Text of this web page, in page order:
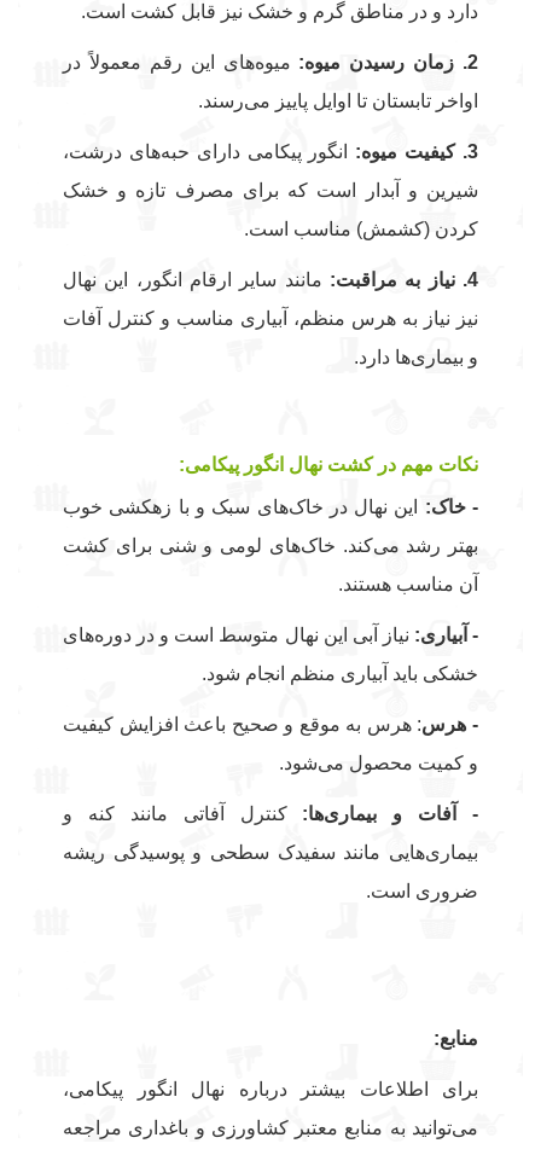
دارد و در مناطق گرم و خشک نیز قابل کشت است.
2. زمان رسیدن میوه:
میوه‌های این رقم معمولاً در
اواخر تابستان تا اوایل پاییز می‌رسند.
3. کیفیت میوه:
انگور پیکامی دارای حبه‌های درشت،
شیرین و آبدار است که برای مصرف تازه و خشک
کردن (کشمش) مناسب است.
4. نیاز به مراقبت:
مانند سایر ارقام انگور، این نهال
نیز نیاز به هرس منظم، آبیاری مناسب و کنترل آفات
و بیماری‌ها دارد.
نکات مهم در کشت نهال انگور پیکامی:
- خاک: این نهال در خاک‌های سبک و با زهکشی خوب
بهتر رشد می‌کند. خاک‌های لومی و شنی برای کشت
آن مناسب هستند.
- آبیاری: نیاز آبی این نهال متوسط است و در دوره‌های
خشکی باید آبیاری منظم انجام شود.
- هرس: هرس به موقع و صحیح باعث افزایش کیفیت
و کمیت محصول می‌شود.
- آفات و بیماری‌ها: کنترل آفاتی مانند کنه و
بیماری‌هایی مانند سفیدک سطحی و پوسیدگی ریشه
ضروری است.
منابع:
برای اطلاعات بیشتر درباره نهال انگور پیکامی،
می‌توانید به منابع معتبر کشاورزی و باغداری مراجعه